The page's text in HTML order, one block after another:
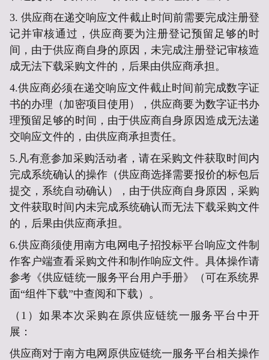
3. 供应商在递交响应文件截止时间前需要完成注册登
记并审核通过，供应商要为注册登记预留足够的时
间，由于供应商自身的原因，未完成注册登记审核造
成无法下载采购文件的，后果由供应商承担。
4.供应商必须在递交响应文件截止时间前完成数字证
书的办理（加密项目使用），供应商要为数字证书办
理预留足够的时间，由于供应商自身原因造成无法递
交响应文件的，由供应商承担责任。
5. 凡有意参加采购活动者，请在采购文件获取时间内
完成系统确认的操作（供应商选择需要报价的标包后
提交，系统自动确认），由于供应商自身原因，采购
文件获取时间内未完成系统确认而无法下载采购文件
的，后果由供应商承担。
6.供应商须使用南方电网电子招投标平台响应文件制
作客户端查看采购文件和制作响应文件。具体操作请
参考《供应链统一服务平台用户手册》（可在系统界
面“组件下载”中查阅和下载）。
（1）如果本次采购在原供应链统一服务平台中开
展：
供应商对于南方电网原供应链统一服务平台相关操作